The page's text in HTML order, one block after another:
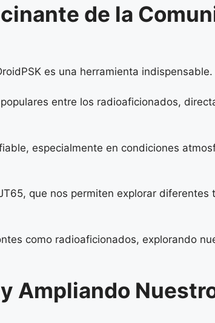
de la
es una herramienta indispensable.
entre los radioaficionados,
especialmente en condiciones
que nos permiten explorar diferentes
como radioaficionados, explorando
Ampliando